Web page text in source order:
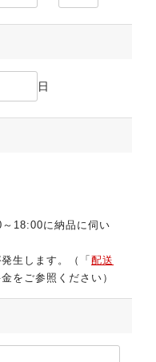
日
18:00に納品に伺い
生します。（「 配送
をご参照ください）